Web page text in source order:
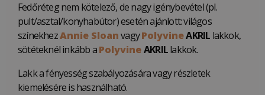
Fedőréteg nem kötelező, de nagy igénybevétel (pl.
pult/asztal/konyhabútor) esetén ajánlott: világos
színekhezAnnie SloanvagyPolyvineAKRIL lakkok,
sötéteknél inkább aPolyvineAKRILlakkok.
Lakk a fényesség szabályozására vagy részletek
kiemelésére is használható.